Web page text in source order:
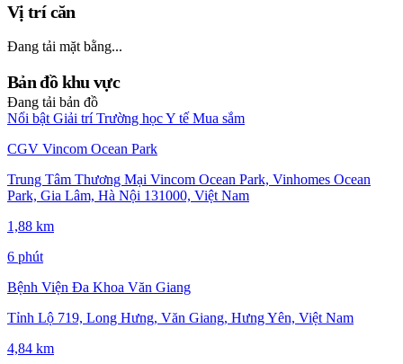
Vị trí căn
Đang tải mặt bằng...
Bản đồ khu vực
Đang tải bản đồ
Nổi bật Giải trí Trường họcY tế Mua sắm
CGV Vincom Ocean Park
Trung Tâm Thương Mại Vincom Ocean Park, Vinhomes Ocean
Park, Gia Lâm, Hà Nội 131000, Việt Nam
1,88 km
6 phút
Bệnh Viện Đa Khoa Văn Giang
Tỉnh Lộ 719, Long Hưng, Văn Giang, Hưng Yên, Việt Nam
4,84 km